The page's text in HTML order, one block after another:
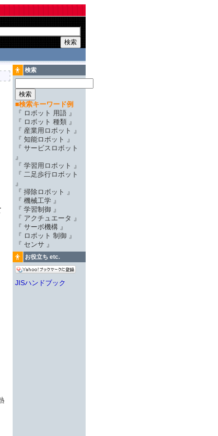
検索
■検索キーワード例
『 ロボット 用語 』
『 ロボット 種類 』
『 産業用ロボット 』
『 知能ロボット 』
『 サービスロボット
』
『 学習用ロボット 』
『 二足歩行ロボット
』
『 掃除ロボット 』
『 機械工学 』
『 学習制御 』
『 アクチュエータ 』
『 サーボ機構 』
『 ロボット 制御 』
『 センサ 』
お役立ち etc.
JISハンドブック